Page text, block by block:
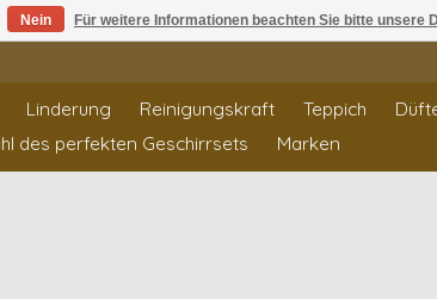
Linderung Reinigungskraft Teppich
des perfekten Geschirrsets Marken
Nein Für weitere Informationen beachten Sie bitte unsere